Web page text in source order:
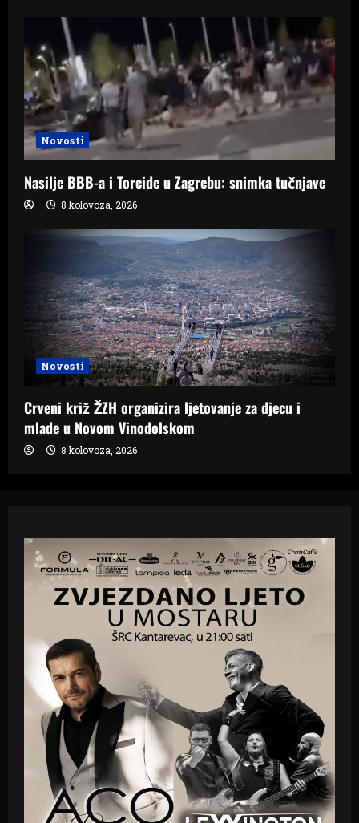
Novosti
Nasilje BBB-a i Torcide u Zagrebu: snimka tučnjave
8 kolovoza, 2026
Novosti
Crveni križ ŽZH organizira ljetovanje za djecu i
mlade u Novom Vinodolskom
8 kolovoza, 2026